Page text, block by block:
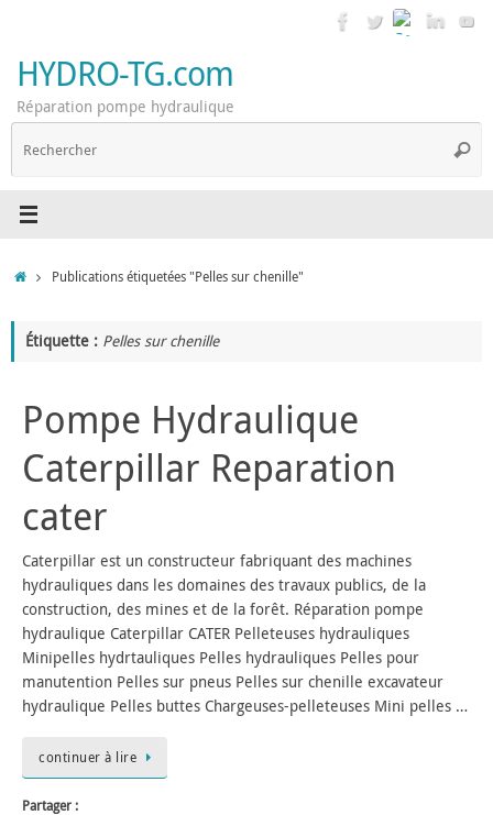
contenu
HYDRO-TG.com
Réparation pompe hydraulique
AccueilPublications étiquetées "Pelles sur chenille"
Étiquette : Pelles sur chenille
Pompe Hydraulique
Caterpillar Reparation
cater
Caterpillar est un constructeur fabriquant des machines
hydrauliques dans les domaines des travaux publics, de la
construction, des mines et de la forêt. Réparation pompe
hydraulique Caterpillar CATER Pelleteuses hydrauliques
Minipelles hydrtauliques Pelles hydrauliques Pelles pour
manutention Pelles sur pneus Pelles sur chenille excavateur
hydraulique Pelles buttes Chargeuses-pelleteuses Mini pelles …
continuer à lire
Partager :